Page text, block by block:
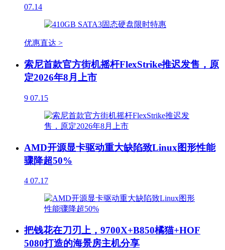
07.14
优惠直达 >
索尼首款官方街机摇杆FlexStrike推迟发售，原
定2026年8月上市
9 07.15
AMD开源显卡驱动重大缺陷致Linux图形性能
骤降超50%
4 07.17
把钱花在刀刃上，9700X+B850橘猫+HOF
5080打造的海景房主机分享